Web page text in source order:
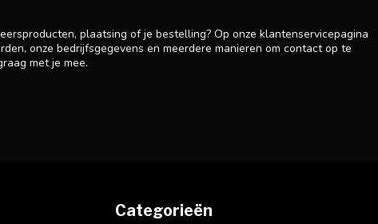
plaatsing of je bestelling? Op onze klantenservicepagina
onze bedrijfsgegevens en meerdere manieren om contact op te
met je mee.
Categorieën